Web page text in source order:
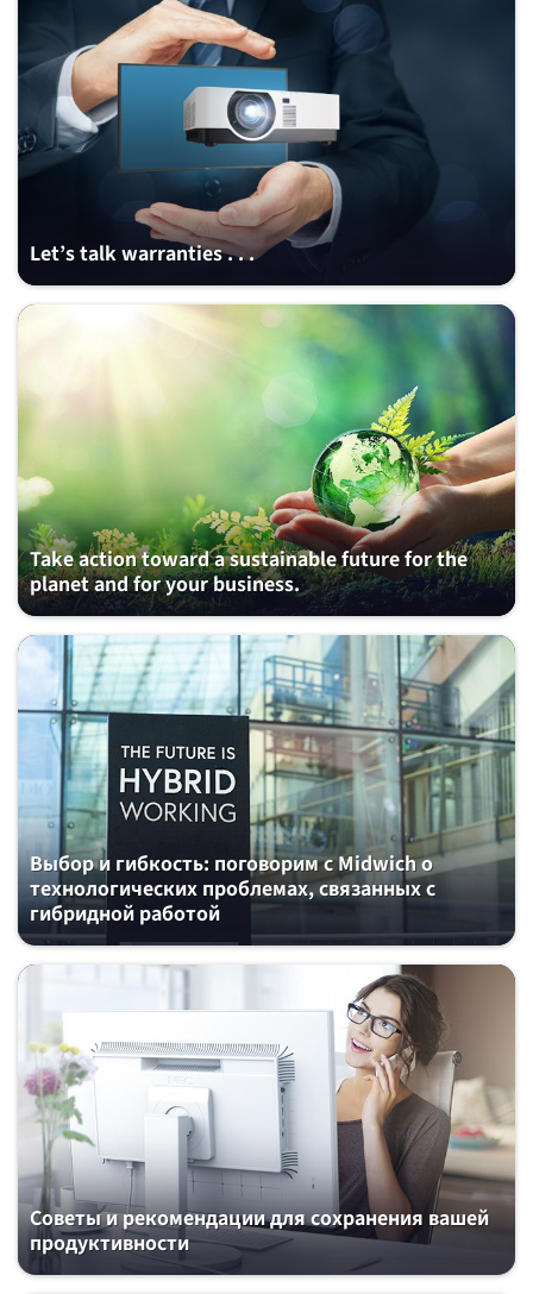
Let’s talk warranties . . .
Take action toward a sustainable future for the
planet and for your business.
Выбор и гибкость: поговорим с Midwich о
технологических проблемах, связанных с
гибридной работой
Советы и рекомендации для сохранения вашей
продуктивности